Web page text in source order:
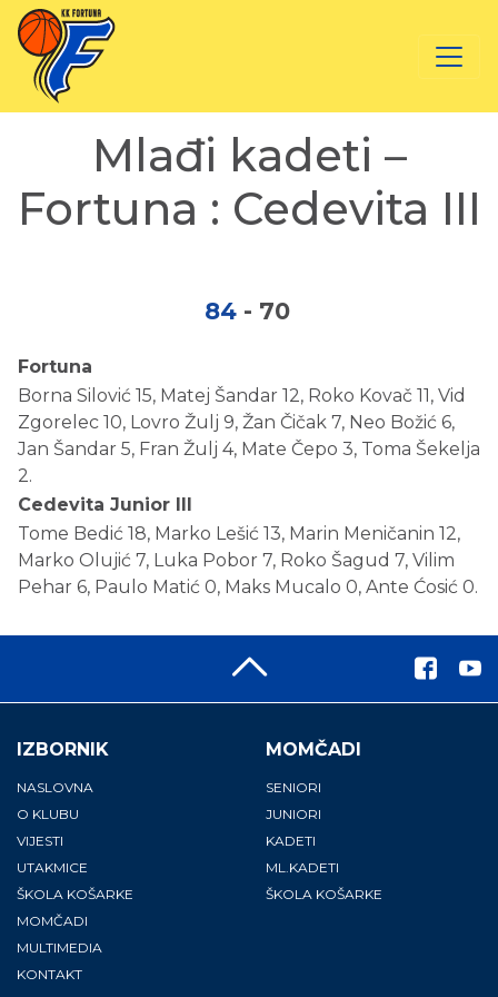
Mlađi kadeti –
Fortuna : Cedevita III
84 - 70
Fortuna
Borna Silović 15, Matej Šandar 12, Roko Kovač 11, Vid
Zgorelec 10, Lovro Žulj 9, Žan Čičak 7, Neo Božić 6,
Jan Šandar 5, Fran Žulj 4, Mate Čepo 3, Toma Šekelja
2.
Cedevita Junior III
Tome Bedić 18, Marko Lešić 13, Marin Meničanin 12,
Marko Olujić 7, Luka Pobor 7, Roko Šagud 7, Vilim
Pehar 6, Paulo Matić 0, Maks Mucalo 0, Ante Ćosić 0.
IZBORNIK
NASLOVNA
O KLUBU
VIJESTI
UTAKMICE
ŠKOLA KOŠARKE
MOMČADI
MULTIMEDIA
KONTAKT
MOMČADI
SENIORI
JUNIORI
KADETI
ML.KADETI
ŠKOLA KOŠARKE